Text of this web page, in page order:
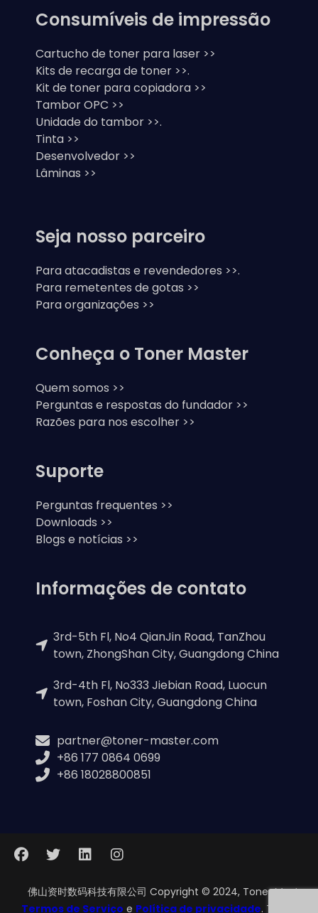
Consumíveis de impressão
Cartucho de toner para laser >>
Kits de recarga de toner >>.
Kit de toner para copiadora >>
Tambor OPC >>
Unidade do tambor >>.
Tinta >>
Desenvolvedor >>
Lâminas >>
Seja nosso parceiro
Para atacadistas e revendedores >>.
Para remetentes de gotas >>
Para organizações >>
Conheça o Toner Master
Quem somos >>
Perguntas e respostas do fundador >>
Razões para nos escolher >>
Suporte
Perguntas frequentes >>
Downloads >>
Blogs e notícias >>
Informações de contato
3rd-5th Fl, No4 QianJin Road, TanZhou
town, ZhongShan City, Guangdong China
3rd-4th Fl, No333 Jiebian Road, Luocun
town, Foshan City, Guangdong China
partner@toner-master.com
+86 177 0864 0699
+86 18028800851
佛山资时数码科技有限公司 Copyright © 2024, Toner Master.
Termos de Serviço e Política de privacidade. Todos os